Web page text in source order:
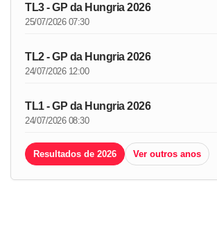
TL3 - GP da Hungria 2026
25/07/2026 07:30
TL2 - GP da Hungria 2026
24/07/2026 12:00
TL1 - GP da Hungria 2026
24/07/2026 08:30
Resultados de 2026 Ver outros anos